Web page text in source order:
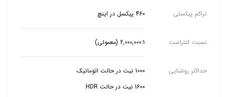
تراکم پیکسلی 460 پیکسل در اینچ
نسبت کنتراست 2,000,000:1 (معمولی)
حداکثر روشنایی
1000 نیت در حالت اتوماتیک
1600 نیت در حالت HDR